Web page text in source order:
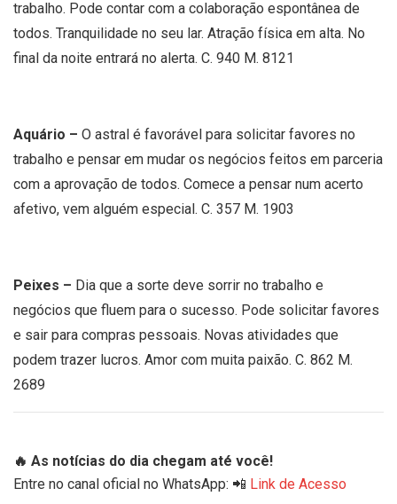
trabalho. Pode contar com a colaboração espontânea de
todos. Tranquilidade no seu lar. Atração física em alta. No
final da noite entrará no alerta. C. 940 M. 8121
Aquário – O astral é favorável para solicitar favores no
trabalho e pensar em mudar os negócios feitos em parceria
com a aprovação de todos. Comece a pensar num acerto
afetivo, vem alguém especial. C. 357 M. 1903
Peixes – Dia que a sorte deve sorrir no trabalho e
negócios que fluem para o sucesso. Pode solicitar favores
e sair para compras pessoais. Novas atividades que
podem trazer lucros. Amor com muita paixão. C. 862 M.
2689
🔥 As notícias do dia chegam até você!
Entre no canal oficial no WhatsApp: 📲 Link de Acesso